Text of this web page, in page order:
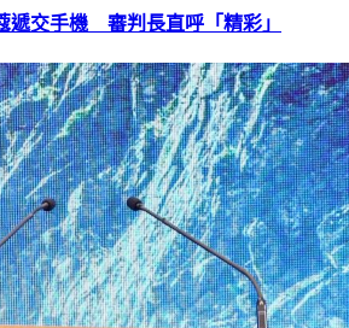
遞交手機 審判長直呼「精彩」